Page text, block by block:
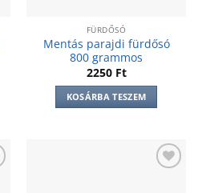
FÜRDŐSÓ
Mentás parajdi fürdősó
800 grammos
2250 Ft
KOSÁRBA TESZEM